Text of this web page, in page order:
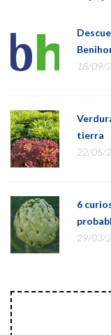
18/09/
tierra
22/05/
6
29/03/